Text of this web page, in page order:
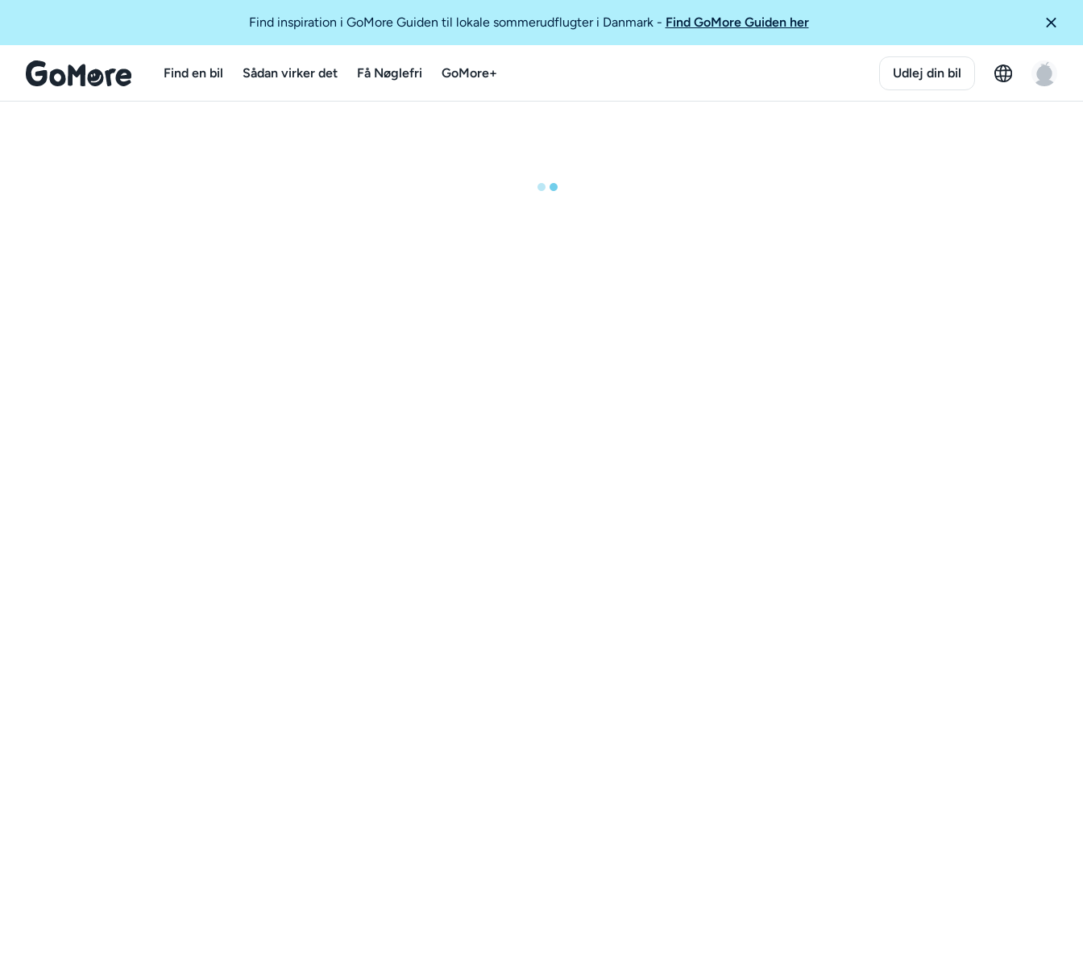
Find inspiration i GoMore Guiden til lokale sommerudflugter i Danmark - Find GoMore Guiden her
Find en bil Sådan virker det Få Nøglefri GoMore+ Udlej din bil